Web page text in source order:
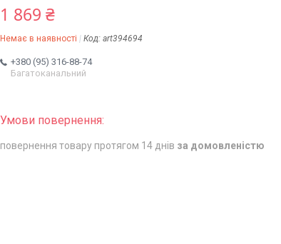
1 869 ₴
Немає в наявності Код: art394694
+380 (95) 316-88-74
Багатоканальний
повернення товару протягом 14 днів за домовленістю